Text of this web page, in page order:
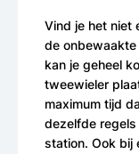
Vind je het niet
de
kan je geheel
tweewieler
maximum tijd
dezelfde
station. Ook bij